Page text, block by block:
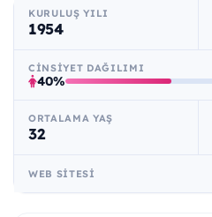
KURULUŞ YILI
1954
CINSIYET DAĞILIMI
40%
ORTALAMA YAŞ
32
WEB SITESI